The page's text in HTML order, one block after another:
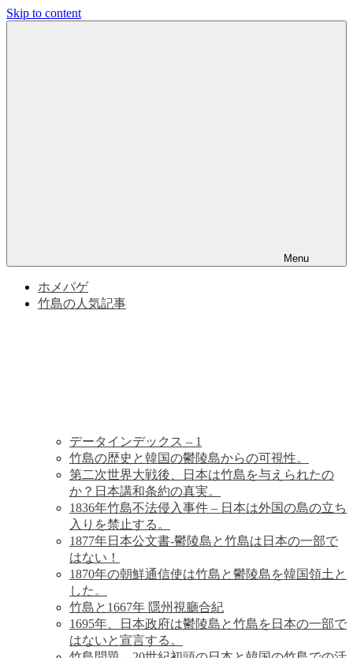
Skip to content
島
Menu
ホメパゲ
竹島の人気記事
データインデックス – 1
竹島の歴史と韓国の鬱陵島からの可視性。
第二次世界大戦後、日本は竹島を与えられたの
か？日本講和条約の真実。
1836年竹島不法侵入事件 – 日本は外国の島の立ち
入りを禁止する。
1877年日本公文書-鬱陵島と竹島は日本の一部で
はない！
1870年の朝鮮通信使は竹島と鬱陵島を韓国領土と
した。
竹島と1667年 隱州視廳合紀
1695年、日本政府は鬱陵島と竹島を日本の一部で
はないと宣言する。